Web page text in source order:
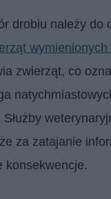
drobiu należy do
wymienionych
zwierząt, co
za zatajanie
konsekwencje.